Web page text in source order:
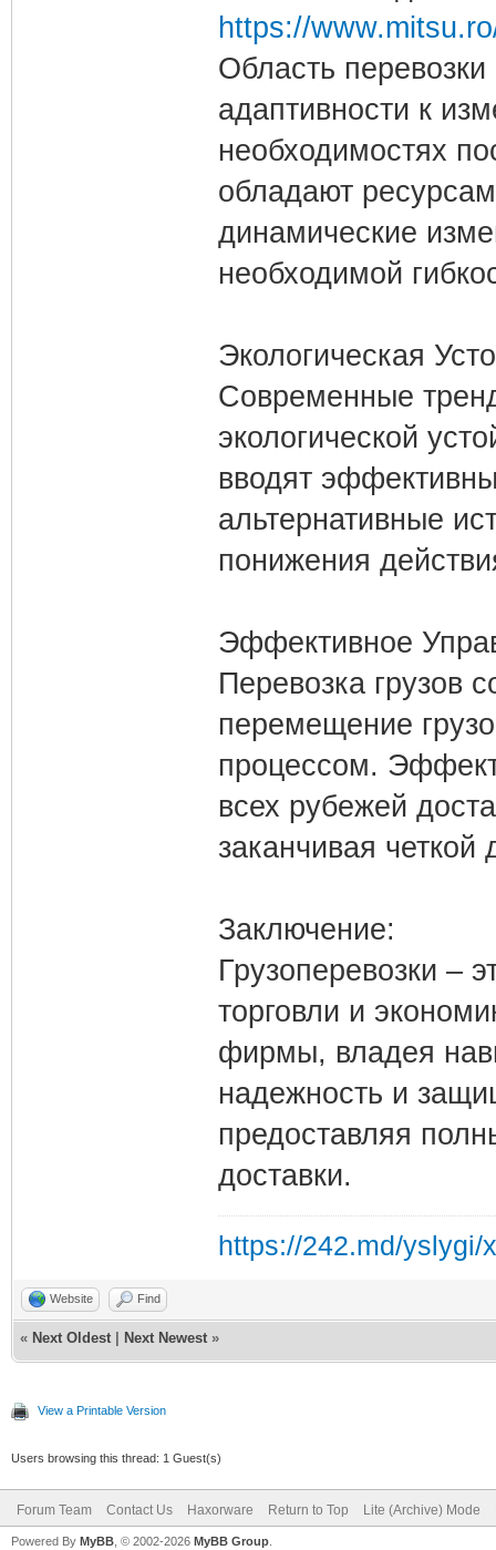
https://
Область перевозки
адаптивности к
необходимостях
обладают
динамические
необходимой
Экологическая
Современные
экологической
вводят
альтернативные
понижения
Эффективное
Перевозка грузов
перемещение
процессом.
всех рубежей
заканчивая четкой
Заключение:
Грузоперевозки –
торговли и
фирмы, владея
надежность и
предоставляя
доставки.
https://242.md/yslygi/
Website Find
« Next Oldest Next Newest »
View a Printable Version
Users browsing this thread: 1 Guest(s)
Forum Team Contact Us Haxorware Return to Top Lite (Archive) Mode
Powered By MyBB , © 2002-2026 MyBB Group